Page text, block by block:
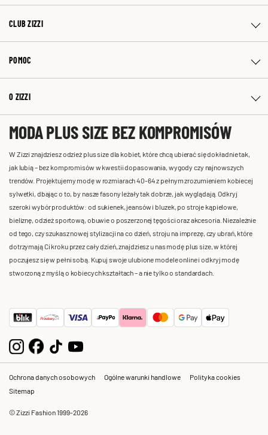
CLUB ZIZZI
POMOC
O ZIZZI
MODA PLUS SIZE BEZ KOMPROMISÓW
W Zizzi znajdziesz odzież plus size dla kobiet, które chcą ubierać się dokładnie tak,
jak lubią – bez kompromisów w kwestii dopasowania, wygody czy najnowszych
trendów. Projektujemy modę w rozmiarach 40-64 z pełnym zrozumieniem kobiecej
sylwetki, dbając o to, by nasze fasony leżały tak dobrze, jak wyglądają. Odkryj
szeroki wybór produktów: od sukienek, jeansów i bluzek, po stroje kąpielowe,
bieliznę, odzież sportową, obuwie o poszerzonej tęgości oraz akcesoria. Niezależnie
od tego, czy szukasz nowej stylizacji na co dzień, stroju na imprezę, czy ubrań, które
dotrzymają Ci kroku przez cały dzień, znajdziesz u nas modę plus size, w której
poczujesz się w pełni sobą. Kupuj swoje ulubione modele online i odkryj modę
stworzoną z myślą o kobiecych kształtach – a nie tylko o standardach.
Ochrona danych osobowych Ogólne warunki handlowe
Polityka cookies
Sitemap
© Zizzi Fashion 1999-2026